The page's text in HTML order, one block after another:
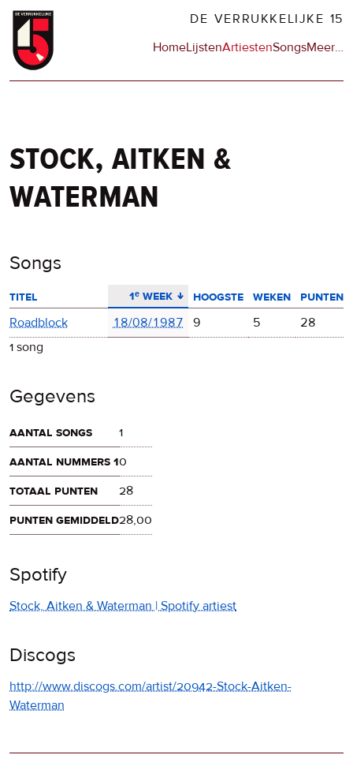
Overslaan
naar
DE VERRUKKELIJKE 15
Hoofdnavigatie
HomeLijstenArtiestenSongsMeerop
…
stock, aitken &
waterman
Songs
titel 1ᵉ week
aflopend sorteren hoogste weken
punten
Roadblock
18/08/1987 9 5
28
1 song
Gegevens
aantal songs
1
aantal nummers 10
totaal punten
28
punten gemiddeld28,00
Spotify
Stock, Aitken & Waterman | Spotify artiest
Discogs
http://www.discogs.com/artist/20942-Stock-Aitken-
Waterman